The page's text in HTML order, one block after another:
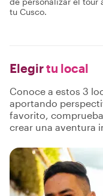
tu Cusco.
Elegirtu local
Conoce a estos 3
aportando
favorito,
crear una aventura